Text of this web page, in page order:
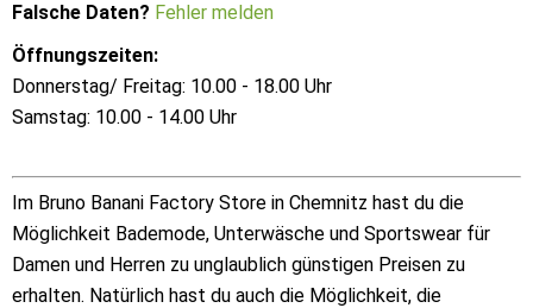
Falsche Daten? Fehler melden
Öffnungszeiten:
Donnerstag/ Freitag: 10.00 - 18.00 Uhr
Samstag: 10.00 - 14.00 Uhr
Im Bruno Banani Factory Store in Chemnitz hast du die
Möglichkeit Bademode, Unterwäsche und Sportswear für
Damen und Herren zu unglaublich günstigen Preisen zu
erhalten. Natürlich hast du auch die Möglichkeit, die